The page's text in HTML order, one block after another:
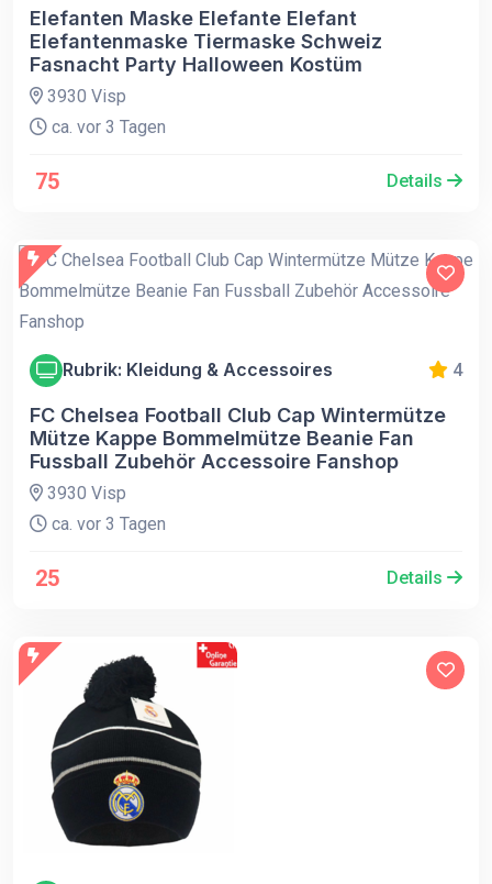
Elefanten Maske Elefante Elefant
Elefantenmaske Tiermaske Schweiz
Fasnacht Party Halloween Kostüm
3930 Visp
ca. vor 3 Tagen
75 Details
Rubrik: Kleidung & Accessoires 4
FC Chelsea Football Club Cap Wintermütze
Mütze Kappe Bommelmütze Beanie Fan
Fussball Zubehör Accessoire Fanshop
3930 Visp
ca. vor 3 Tagen
25 Details